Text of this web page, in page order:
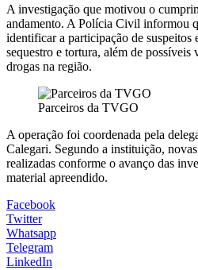
A investigação que motivou o
andamento. A Polícia Civil informou
identificar a participação de suspeitos
sequestro e tortura, além de
drogas na região.
Parceiros da TVGO
A operação foi coordenada pela
Calegari. Segundo a instituição,
realizadas conforme o avanço das
material apreendido.
Facebook
Twitter
Whatsapp
Telegram
LinkedIn